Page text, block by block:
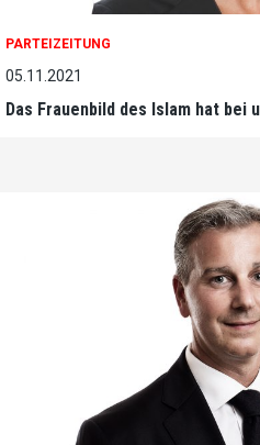
PARTEIZEITUNG
05.11.2021
Das Frauenbild des Islam hat bei